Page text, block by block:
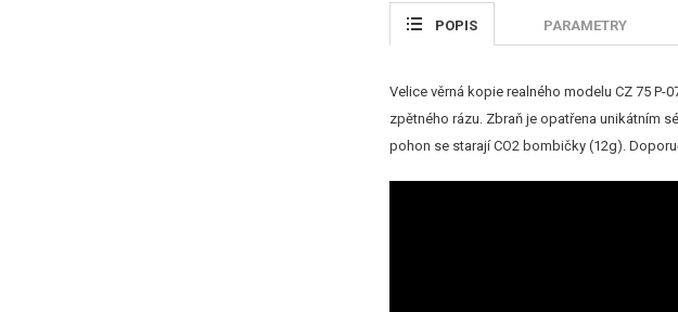
POPIS PARAMETRY
Velice věrná kopie realného modelu CZ 75
zpětného rázu. Zbraň je opatřena unikátním
pohon se starají CO2 bombičky (12g).